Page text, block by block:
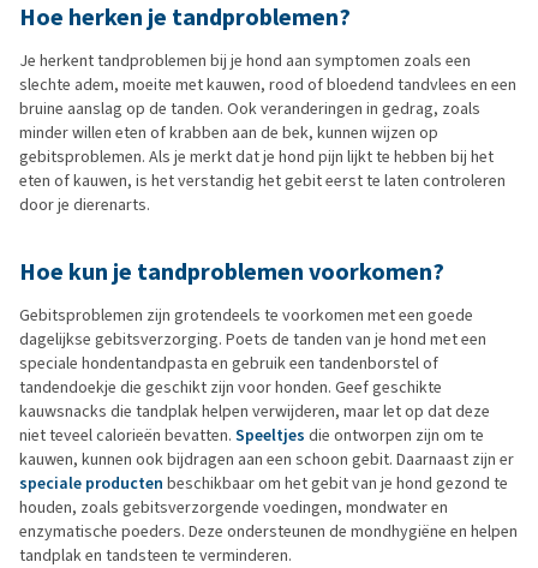
Hoe herken je tandproblemen?
Je herkent tandproblemen bij je hond aan symptomen zoals een
slechte adem, moeite met kauwen, rood of bloedend tandvlees en een
bruine aanslag op de tanden. Ook veranderingen in gedrag, zoals
minder willen eten of krabben aan de bek, kunnen wijzen op
gebitsproblemen. Als je merkt dat je hond pijn lijkt te hebben bij het
eten of kauwen, is het verstandig het gebit eerst te laten controleren
door je dierenarts.
Hoe kun je tandproblemen voorkomen?
Gebitsproblemen zijn grotendeels te voorkomen met een goede
dagelijkse gebitsverzorging. Poets de tanden van je hond met een
speciale hondentandpasta en gebruik een tandenborstel of
tandendoekje die geschikt zijn voor honden. Geef geschikte
kauwsnacks die tandplak helpen verwijderen, maar let op dat deze
niet teveel calorieën bevatten. Speeltjes die ontworpen zijn om te
kauwen, kunnen ook bijdragen aan een schoon gebit. Daarnaast zijn er
speciale producten beschikbaar om het gebit van je hond gezond te
houden, zoals gebitsverzorgende voedingen, mondwater en
enzymatische poeders. Deze ondersteunen de mondhygiëne en helpen
tandplak en tandsteen te verminderen.